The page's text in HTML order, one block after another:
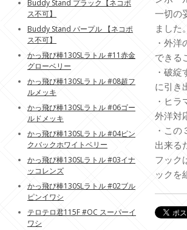
一切の
ました。
・外
できる
・破
に引き
・ヒ
外洋対
・こ
出来る
フック
ックを
Buddy Stand プラック【ネコポ
ス不可】
Buddy Stand パープル 【ネコポ
ス不可】
かっ飛び棒130SLラトル #11赤金
グローベリー
かっ飛び棒130SLラトル #08超フ
ルメッキ
かっ飛び棒130SLラトル #06ゴー
ルドメッキ
かっ飛び棒130SLラトル #04ピン
クバックホワイトベリー
かっ飛び棒130SLラトル #03イナ
ッコレンズ
かっ飛び棒130SLラトル #02ブル
ピンイワシ
テロテロ君115F #OC スーパーイ
ワシ